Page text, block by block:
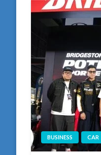
BUSINESS CAR